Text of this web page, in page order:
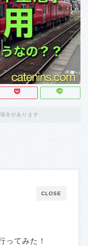
合があります
CLOSE
ってみた！